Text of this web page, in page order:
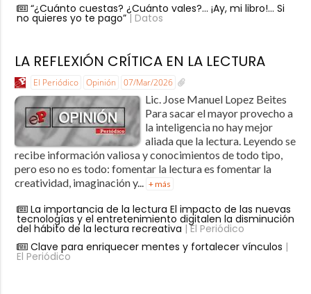
“¿Cuánto cuestas? ¿Cuánto vales?… ¡Ay, mi libro!… Si
no quieres yo te pago”| Datos
LA REFLEXIÓN CRÍTICA EN LA LECTURA
El Periódico Opinión 07/Mar/2026
Lic. Jose Manuel Lopez Beites
Para sacar el mayor provecho a
la inteligencia no hay mejor
aliada que la lectura. Leyendo se
recibe información valiosa y conocimientos de todo tipo,
pero eso no es todo: fomentar la lectura es fomentar la
creatividad, imaginación y...
+ más
La importancia de la lectura El impacto de las nuevas
tecnologías y el entretenimiento digitalen la disminución
del hábito de la lectura recreativa | El Periódico
Clave para enriquecer mentes y fortalecer vínculos |
El Periódico